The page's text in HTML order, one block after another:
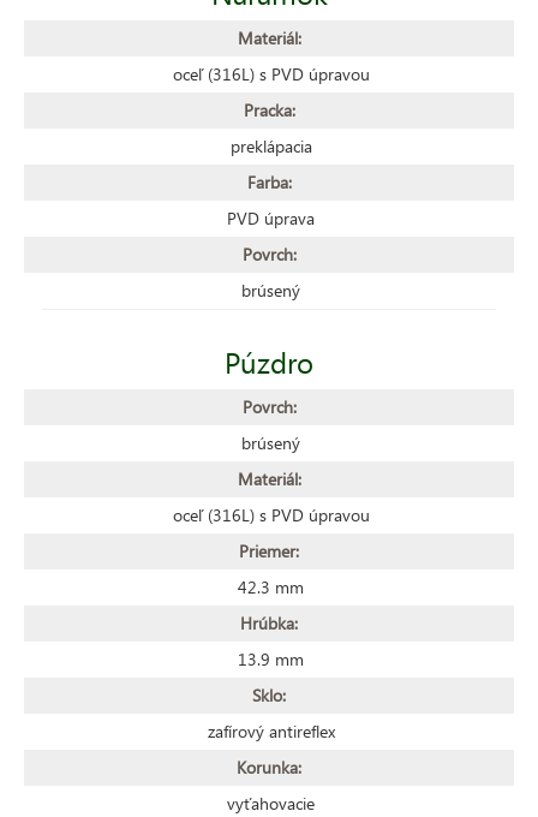
Materiál:
oceľ (316L) s PVD úpravou
Pracka:
preklápacia
Farba:
PVD úprava
Povrch:
brúsený
Púzdro
Povrch:
brúsený
Materiál:
oceľ (316L) s PVD úpravou
Priemer:
42.3 mm
Hrúbka:
13.9 mm
Sklo:
zafírový antireflex
Korunka:
vyťahovacie